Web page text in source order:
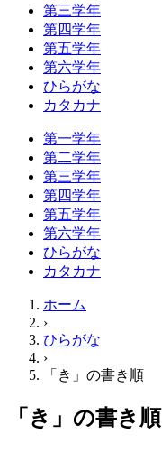
第三学年
第四学年
第五学年
第六学年
ひらがな
カタカナ
第一学年
第二学年
第三学年
第四学年
第五学年
第六学年
ひらがな
カタカナ
ホーム
›
ひらがな
›
「き」の書き順
「き」の書き順